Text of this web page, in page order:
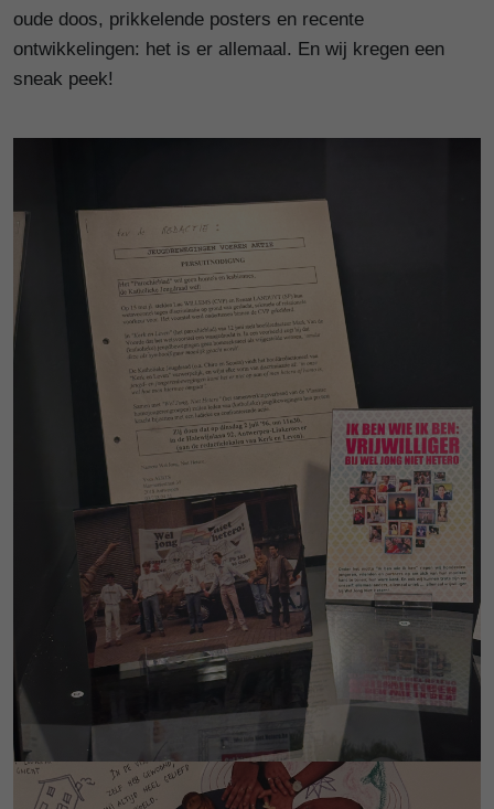
oude doos, prikkelende posters en recente
ontwikkelingen: het is er allemaal. En wij kregen een
sneak peek!